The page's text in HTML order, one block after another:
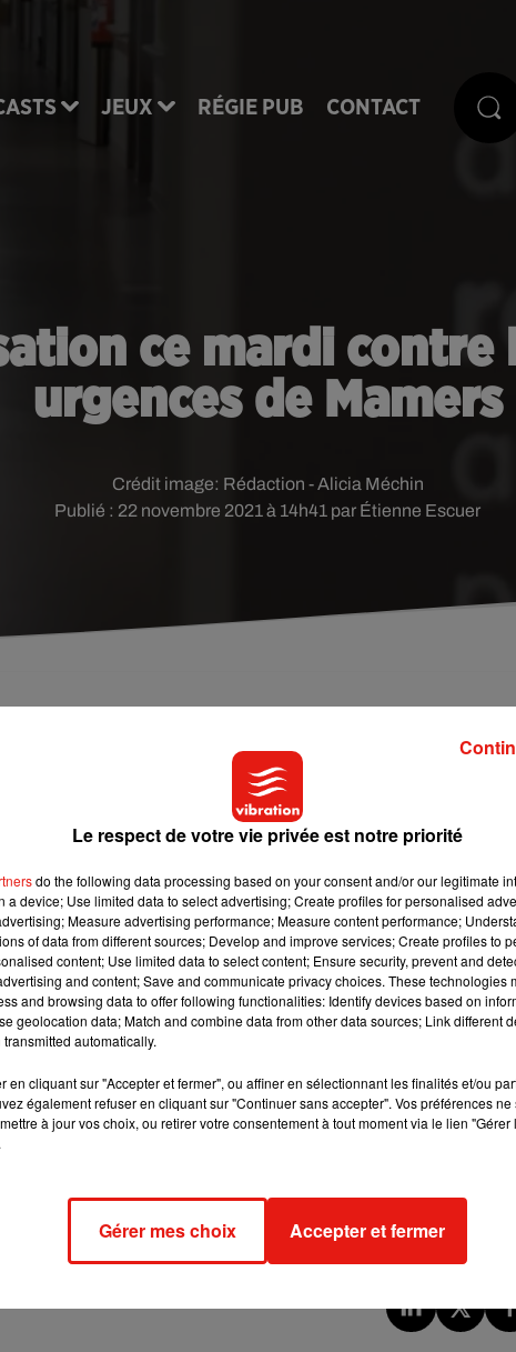
JEUX RÉGIE PUB CONTACT
ce mardi contre
urgences de Mamers
Publié : 22 novembre 2021 à 14h41 par Étienne Escuer
Crédit image: Rédaction - Alicia Méchin
pour protester contre la fermeture temporaire
dans la Sarthe. A compter du 29 décembre, les urgences
Ajoutée à la fermeture programmée également de
illimitée dès ce mardi 23 novembre.
Frédéric Beauchef, qui appelle, avec les syndicats, à se
à 14h. En parallèle, l’élu a lancé une pétitionsur le site
fermer plusieurs dizaines de lits aussi bien à Alençon (entre 20
de Mamers pour 1 mois complet. Halte à la casse du
de cookies que vous avez exprimé. Si vous souhaitez l'afficher,
en cliquant sur le bouton ci-dessous.
l'élément
Le respect de votre vie privée est notre priorité
do the following data processing based on your consent and/or our legitimate
a device; Use limited data to select advertising; Create profiles for personalised
Measure advertising performance; Measure content performance;
of data from different sources; Develop and improve services; Create profiles to
content; Use limited data to select content; Ensure security, prevent and
and content; Save and communicate privacy choices. These technologies
and browsing data to offer following functionalities: Identify devices based on
geolocation data; Match and combine data from other data sources; Link different
automatically.
en cliquant sur "Accepter et fermer", ou affiner en sélectionnant les finalités et/ou
également refuser en cliquant sur "Continuer sans accepter". Vos préférences
à jour vos choix, ou retirer votre consentement à tout moment via le lien
Gérer mes choix Accepter et fermer